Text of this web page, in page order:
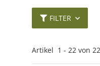
FILTER
Artikel 1 - 22 von 22